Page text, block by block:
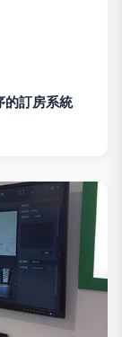
訂房系統